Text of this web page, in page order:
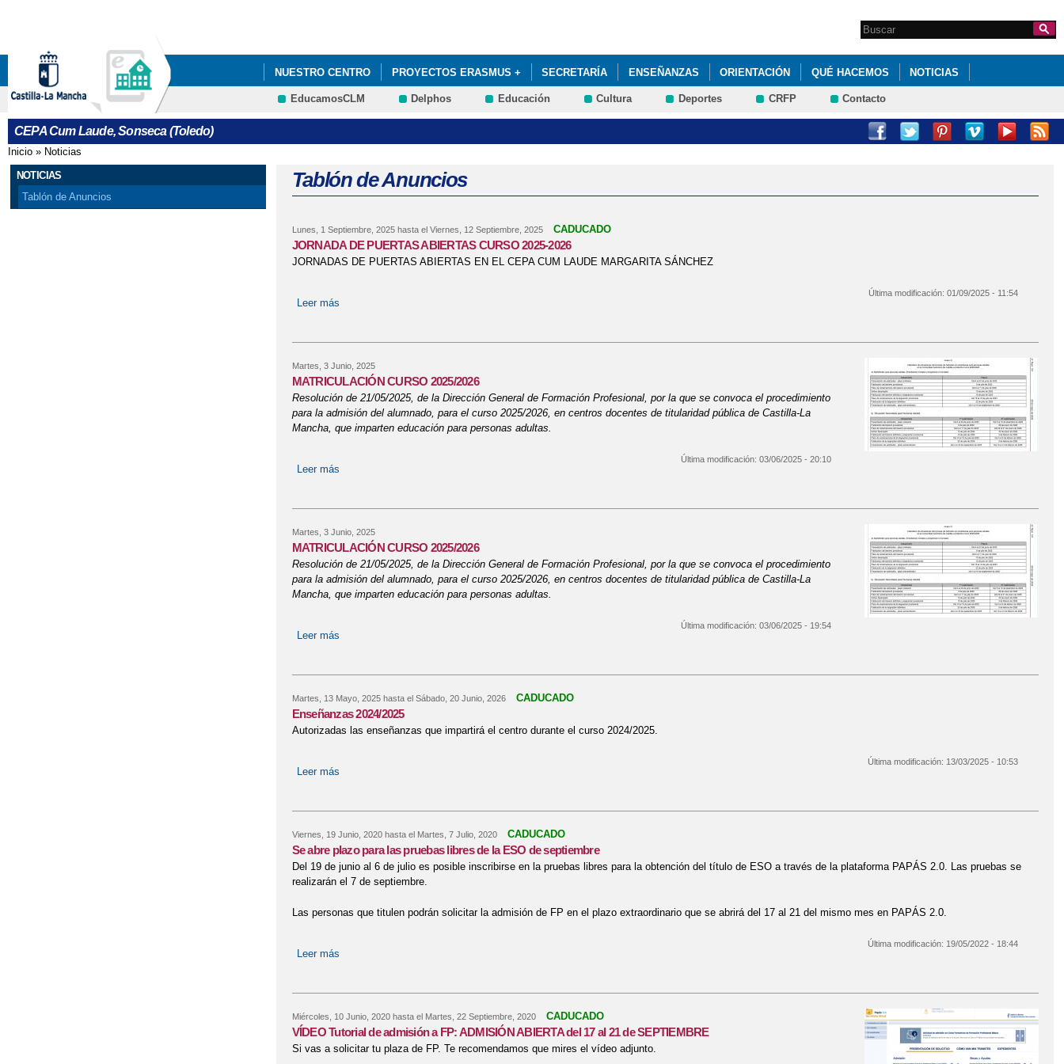
Formulario de
búsqueda
Search this site
NUESTRO CENTRO PROYECTOS ERASMUS + SECRETARÍA ENSEÑANZAS ORIENTACIÓN QUÉ HACEMOS NOTICIAS
MENÚ ORIENTACIÓN SE ABRE PLAZO PARA LAS PRUEBAS LIBRES DE LA ESO DE SEPTIEMBRE
EducamosCLM Delphos Educación Cultura Deportes CRFP Contacto
CEPA Cum Laude, Sonseca (Toledo)
Se encuentra usted aquí
Inicio » Noticias
NOTICIAS
Tablón de Anuncios
Tablón de Anuncios
Lunes, 1 Septiembre, 2025hasta el Viernes, 12 Septiembre, 2025 CADUCADO
JORNADA DE PUERTAS ABIERTAS CURSO 2025-2026
JORNADAS DE PUERTAS ABIERTAS EN EL CEPA CUM LAUDE MARGARITA SÁNCHEZ
Leer más
Última modificación: 01/09/2025 - 11:54
Martes, 3 Junio, 2025
MATRICULACIÓN CURSO 2025/2026
Resolución de 21/05/2025, de la Dirección General de Formación Profesional, por la que se convoca el procedimiento
para la admisión del alumnado, para el curso 2025/2026, en centros docentes de titularidad pública de Castilla-La
Mancha, que imparten educación para personas adultas.
Leer más
Última modificación: 03/06/2025 - 20:10
Martes, 3 Junio, 2025
MATRICULACIÓN CURSO 2025/2026
Resolución de 21/05/2025, de la Dirección General de Formación Profesional, por la que se convoca el procedimiento
para la admisión del alumnado, para el curso 2025/2026, en centros docentes de titularidad pública de Castilla-La
Mancha, que imparten educación para personas adultas.
Leer más
Última modificación: 03/06/2025 - 19:54
Martes, 13 Mayo, 2025hasta el Sábado, 20 Junio, 2026 CADUCADO
Enseñanzas 2024/2025
Autorizadas las enseñanzas que impartirá el centro durante el curso 2024/2025.
Leer más
Última modificación: 13/03/2025 - 10:53
Viernes, 19 Junio, 2020hasta el Martes, 7 Julio, 2020 CADUCADO
Se abre plazo para las pruebas libres de la ESO de septiembre
Del 19 de junio al 6 de julio es posible inscribirse en la pruebas libres para la obtención del título de ESO a través de la plataforma PAPÁS 2.0. Las pruebas se
realizarán el 7 de septiembre.
Las personas que titulen podrán solicitar la admisión de FP en el plazo extraordinario que se abrirá del 17 al 21 del mismo mes en PAPÁS 2.0.
Leer más
Última modificación: 19/05/2022 - 18:44
Miércoles, 10 Junio, 2020hasta el Martes, 22 Septiembre, 2020 CADUCADO
VÍDEO Tutorial de admisión a FP: ADMISIÓN ABIERTA del 17 al 21 de SEPTIEMBRE
Si vas a solicitar tu plaza de FP. Te recomendamos que mires el vídeo adjunto.